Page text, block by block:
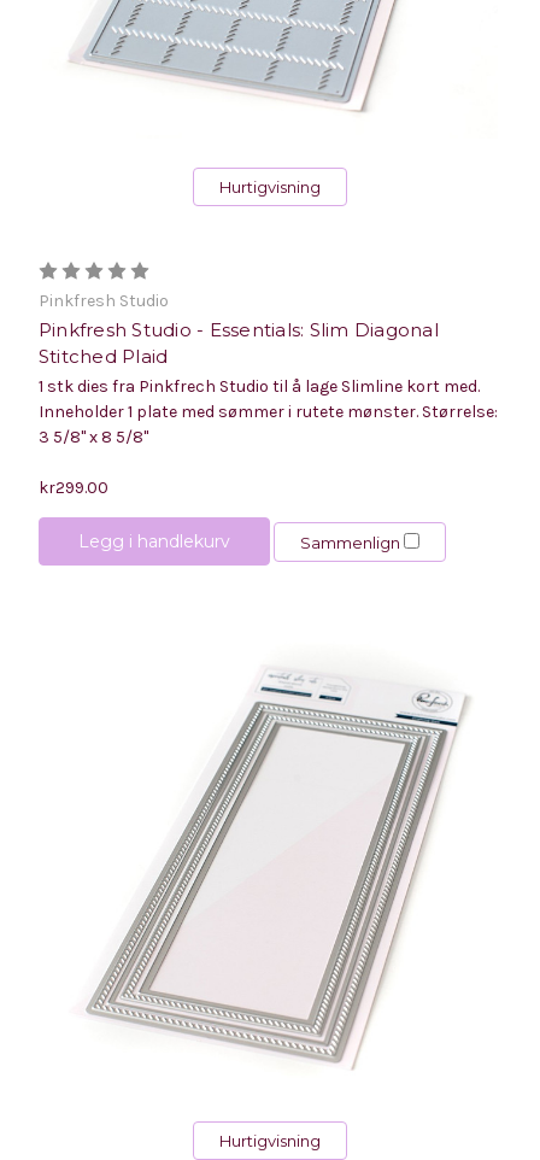
Hurtigvisning
Pinkfresh Studio
Pinkfresh Studio - Essentials: Slim Diagonal
Stitched Plaid
1 stk dies fra Pinkfrech Studio til å lage Slimline kort med.
Inneholder 1 plate med sømmer i rutete mønster. Størrelse:
3 5/8" x 8 5/8"
kr299.00
Legg i handlekurv Sammenlign
Hurtigvisning